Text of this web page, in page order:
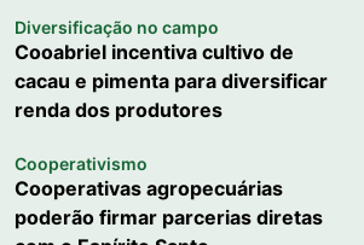
Diversificação no campo
Cooabriel incentiva cultivo de
cacau e pimenta para diversificar
renda dos produtores
Cooperativismo
Cooperativas agropecuárias
poderão firmar parcerias diretas